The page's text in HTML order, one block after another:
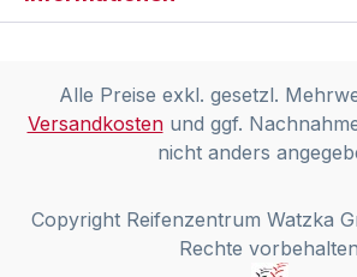
Alle Preise exkl. gesetzl.
Versandkostenund ggf.
nicht anders
Copyright Reifenzentrum Watzka
Rechte vorbehalten